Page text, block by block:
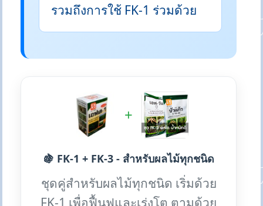
รวมถึงการใช้ FK-1 ร่วมด้วย
+
🍇 FK-1 + FK-3 - สำหรับผลไม้ทุกชนิด
ชุดคู่สำหรับผลไม้ทุกชนิด เริ่มด้วย
FK-1 เพื่อฟื้นฟูและเร่งโต ตามด้วย